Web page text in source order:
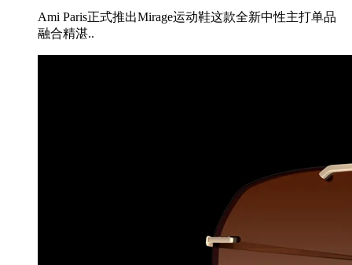
Ami Paris正式推出Mirage运动鞋这款全新中性主打单品
融合精湛..